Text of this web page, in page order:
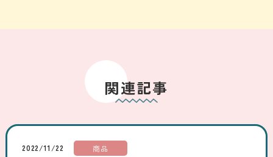
関連記事
2022/11/22 商品